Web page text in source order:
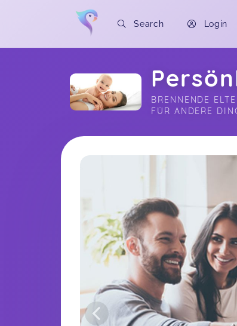
Search Login
BRENNENDE
FÜR ANDERE
Soon you will learn more about me